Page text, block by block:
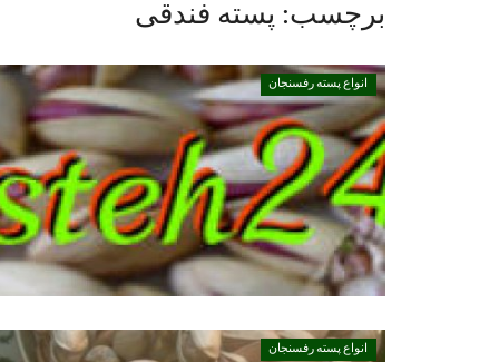
برچسب: پسته فندقی
انواع پسته رفسنجان
انواع پسته رفسنجان
دانستنیهای پـسـتـه رفسنجان
پسته مکانیک خندان-آب خندان